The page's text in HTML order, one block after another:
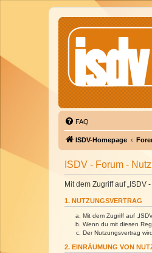
FAQ
ISDV-Homepage
ISDV - Forum -
Mit dem Zugriff auf
1. NUTZUNGSVERTRAG
Mit dem Zugriff auf
Wenn du mit diesen
Der Nutzungsvertrag
2. EINRÄUMUNG VON